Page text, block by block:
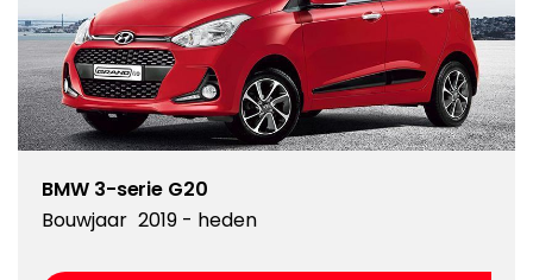
BMW 3-serie G20
Bouwjaar 2019 - heden